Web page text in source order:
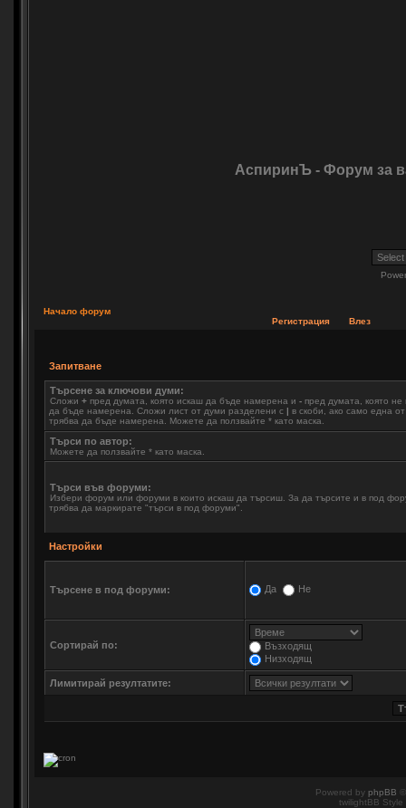
АспиринЪ - Форум за
Начало форум
Регистрация
Влез
Запитване
Търсене за ключови думи:
Сложи + пред думата, която искаш да бъде намерена и - пред думата, която не
да бъде намерена. Сложи лист от думи разделени с | в скоби, ако само една
трябва да бъде намерена. Можете да ползвайте * като маска.
Търси по автор:
Можете да ползвайте * като маска.
Търси във форуми:
Избери форум или форуми в които искаш да търсиш. За да търсите и в под
трябва да маркирате "търси в под форуми".
Настройки
Търсене в под форуми: Да Не
Сортирай по:
Възходящ
Низходящ
Лимитирай резултатите:
Powered by phpBB
twilightBB